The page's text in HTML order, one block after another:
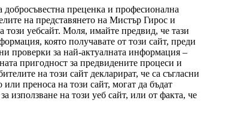
преценка и професионална
на представянето на Мистър Гирос и
уебсайт. Моля, имайте предвид, че тази
която получавате от този сайт, преди
проверки за най-актуалната информация –
пригодност за предвидените процеси и
на този сайт декларират, че са съгласни
преноса на този сайт, могат да бъдат
използване на този уеб сайт, или от факта, че